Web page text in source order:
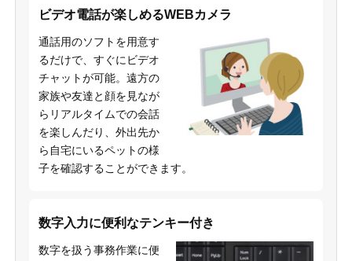
ビデオ電話が楽しめるWEBカメラ
通話用のソフトを用意す
るだけで、すぐにビデオ
チャットが可能。遠方の
家族や友達と顔を見なが
らリアルタイムでの会話
を楽しんだり、外出先か
ら自宅にいるペットの様
子を確認することができます。
数字入力に便利なテンキー付き
数字を扱う事務作業に便